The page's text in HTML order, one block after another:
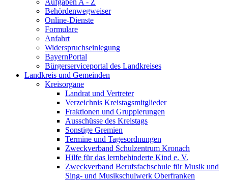
Aufgaben A - Z
Behördenwegweiser
Online-Dienste
Formulare
Anfahrt
Widerspruchseinlegung
BayernPortal
Bürgerserviceportal des Landkreises
Landkreis und Gemeinden
Kreisorgane
Landrat und Vertreter
Verzeichnis Kreistagsmitglieder
Fraktionen und Gruppierungen
Ausschüsse des Kreistags
Sonstige Gremien
Termine und Tagesordnungen
Zweckverband Schulzentrum Kronach
Hilfe für das lernbehinderte Kind e. V.
Zweckverband Berufsfachschule für Musik und
Sing- und Musikschulwerk Oberfranken